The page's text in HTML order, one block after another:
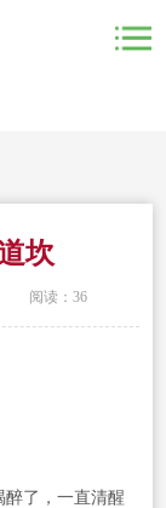
坎
阅读：36
了，一直清醒